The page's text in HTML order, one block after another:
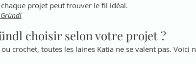
projet peut trouver le fil idéal.
choisir selon votre projet ?
crochet, toutes les laines Katia ne se valent pas.